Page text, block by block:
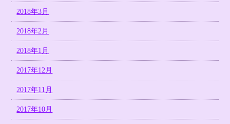
2018年3月
2018年2月
2018年1月
2017年12月
2017年11月
2017年10月